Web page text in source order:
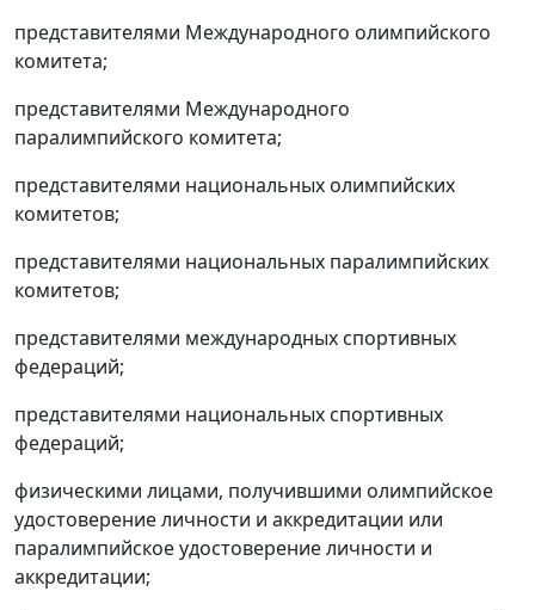
представителями Международного олимпийского
комитета;
представителями Международного
паралимпийского комитета;
представителями национальных олимпийских
комитетов;
представителями национальных паралимпийских
комитетов;
представителями международных спортивных
федераций;
представителями национальных спортивных
федераций;
физическими лицами, получившими олимпийское
удостоверение личности и аккредитации или
паралимпийское удостоверение личности и
аккредитации;